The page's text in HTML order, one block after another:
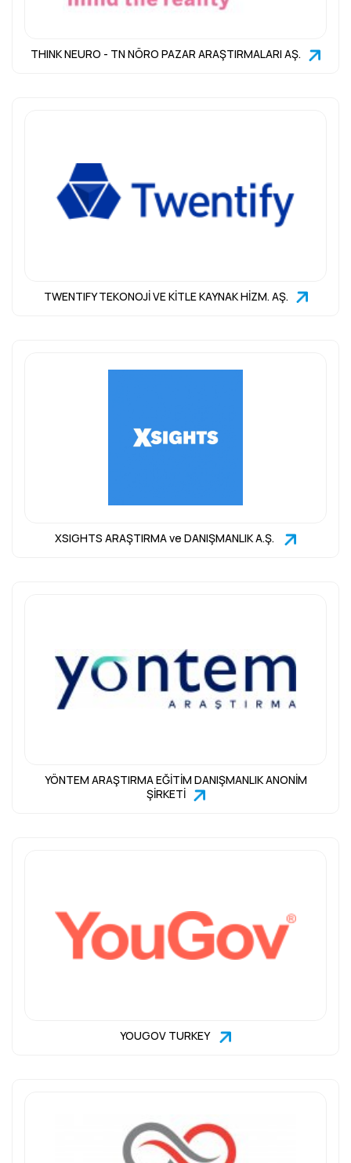
THINK NEURO - TN NÖRO PAZAR ARAŞTIRMALARI AŞ.
TWENTIFY TEKONOJİ VE KİTLE KAYNAK HİZM. AŞ.
XSIGHTS ARAŞTIRMA ve DANIŞMANLIK A.Ş.
YÖNTEM ARAŞTIRMA EĞİTİM DANIŞMANLIK ANONİM
ŞİRKETİ
YOUGOV TURKEY